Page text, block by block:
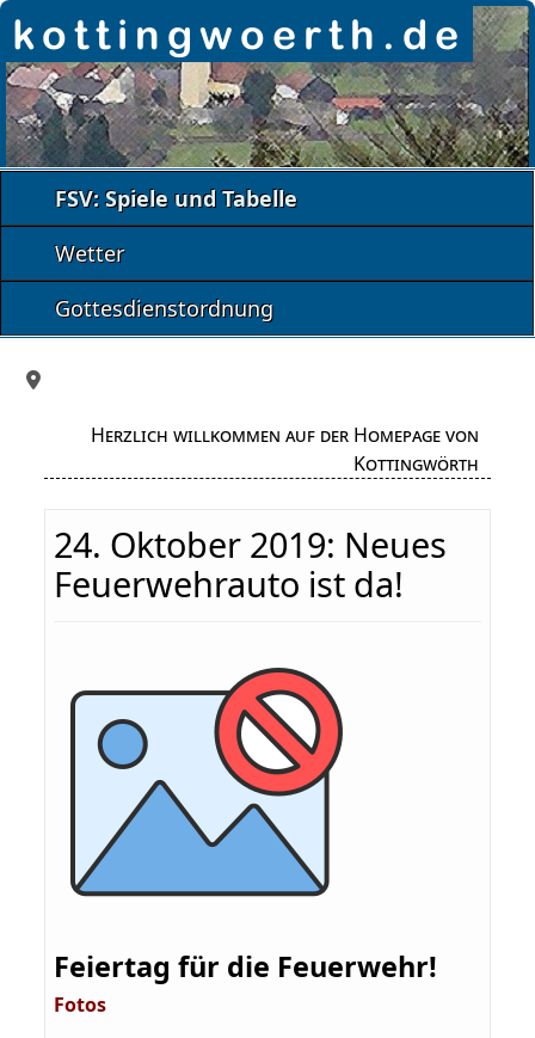
FSV: Spiele und Tabelle
Wetter
Gottesdienstordnung
Herzlich willkommen auf der Homepage von
Kottingwörth
24. Oktober 2019: Neues
Feuerwehrauto ist da!
Feiertag für die Feuerwehr!
Fotos